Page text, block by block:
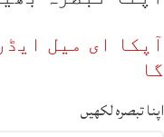
آپکا ای میل
گا
اپنا تبصرہ لکھیں